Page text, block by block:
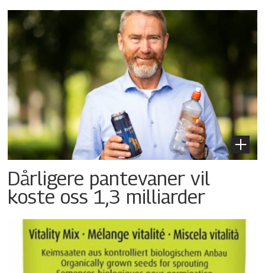
Dårligere pantevaner vil
koste oss 1,3 milliarder